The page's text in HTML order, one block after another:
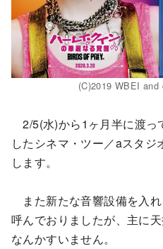
(C)2019 WBEI
2/5(水)から1ヶ月半に渡っ
したシネマ・ツー／aスタ
します。
また新たな音響設備を入
呼んでおりましたが、主に
なんかすいません。